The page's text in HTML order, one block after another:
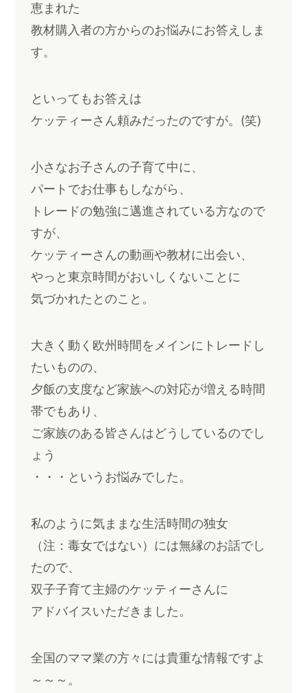
恵まれた
教材購入者の方からのお悩みにお答えしま
す。
といってもお答えは
ケッティーさん頼みだったのですが。(笑)
小さなお子さんの子育て中に、
パートでお仕事もしながら、
トレードの勉強に邁進されている方なので
すが、
ケッティーさんの動画や教材に出会い、
やっと東京時間がおいしくないことに
気づかれたとのこと。
大きく動く欧州時間をメインにトレードし
たいものの、
夕飯の支度など家族への対応が増える時間
帯でもあり、
ご家族のある皆さんはどうしているのでし
ょう
・・・というお悩みでした。
私のように気ままな生活時間の独女
（注：毒女ではない）には無縁のお話でし
たので、
双子子育て主婦のケッティーさんに
アドバイスいただきました。
全国のママ業の方々には貴重な情報ですよ
～～～。